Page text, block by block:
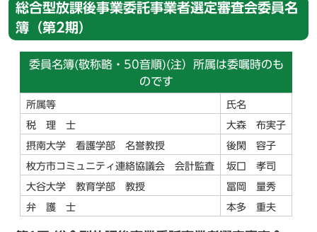
総合型放課後事業委託事業者選定審査会委員名
簿（第2期）
委員名簿(敬称略・50音順)(注）所属は委嘱時のも
のです
所属等 氏名
税 理 士 大森 布実子
摂南大学 看護学部 名誉教授 後閑 容子
枚方市コミュニティ連絡協議会 会計監査 坂口 孝司
大谷大学 教育学部 教授 冨岡 量秀
弁 護 士 本多 重夫